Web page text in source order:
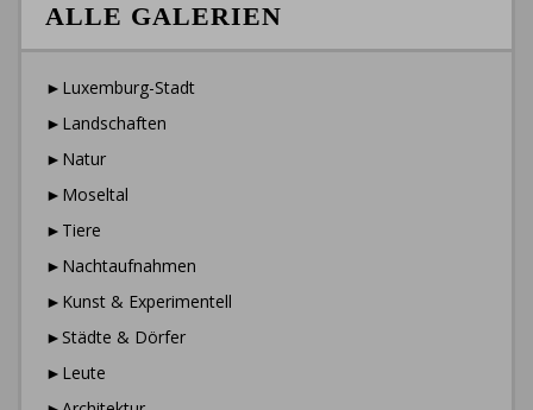
ALLE GALERIEN
►Luxemburg-Stadt
►Landschaften
►Natur
►Moseltal
►Tiere
►Nachtaufnahmen
►Kunst & Experimentell
►Städte & Dörfer
►Leute